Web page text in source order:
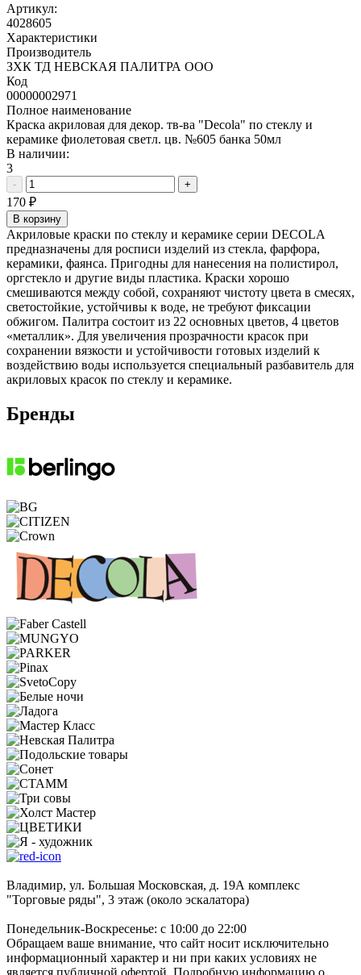
Артикул:
4028605
Характеристики
Производитель
ЗХК ТД НЕВСКАЯ ПАЛИТРА ООО
Код
00000002971
Полное наименование
Краска акриловая для декор. тв-ва "Decola" по стеклу и
керамике фиолетовая светл. цв. №605 банка 50мл
В наличии:
3
- +
170 ₽
В корзину
Акриловые краски по стеклу и керамике серии DECOLA
предназначены для росписи изделий из стекла, фарфора,
керамики, фаянса. Пригодны для нанесения на полистирол,
оргстекло и другие виды пластика. Краски хорошо
смешиваются между собой, сохраняют чистоту цвета в смесях,
светостойкие, устойчивы к воде, не требуют фиксации
обжигом. Палитра состоит из 22 основных цветов, 4 цветов
«металлик». Для увеличения прозрачности красок при
сохранении вязкости и устойчивости готовых изделий к
воздействию воды используется специальный разбавитель для
акриловых красок по стеклу и керамике.
Бренды
Владимир, ул. Большая Московская, д. 19А комплекс
"Торговые ряды", 3 этаж (около эскалатора)
Понедельник-Воскресенье: с 10:00 до 22:00
Обращаем ваше внимание, что сайт носит исключительно
информационный характер и ни при каких условиях не
является публичной офертой. Подробную информацию о